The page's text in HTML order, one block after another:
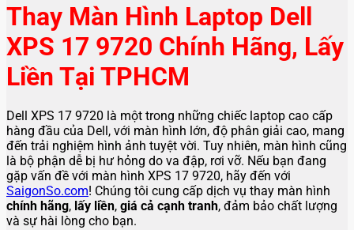
Thay Màn Hình Laptop Dell
XPS 17 9720 Chính Hãng, Lấy
Liền Tại TPHCM
Dell XPS 17 9720 là một trong những chiếc laptop cao cấp
hàng đầu của Dell, với màn hình lớn, độ phân giải cao, mang
đến trải nghiệm hình ảnh tuyệt vời. Tuy nhiên, màn hình cũng
là bộ phận dễ bị hư hỏng do va đập, rơi vỡ. Nếu bạn đang
gặp vấn đề với màn hình XPS 17 9720, hãy đến với
SaigonSo.com! Chúng tôi cung cấp dịch vụ thay màn hình
chính hãng, lấy liền, giá cả cạnh tranh, đảm bảo chất lượng
và sự hài lòng cho bạn.